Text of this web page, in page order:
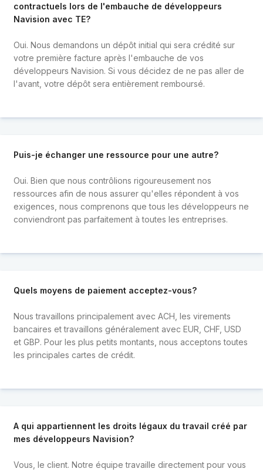
contractuels lors de l'embauche de développeurs
Navision avec TE?
Oui. Nous demandons un dépôt initial qui sera crédité sur
votre première facture après l'embauche de vos
développeurs Navision. Si vous décidez de ne pas aller de
l'avant, votre dépôt sera entièrement remboursé.
Puis-je échanger une ressource pour une autre?
Oui. Bien que nous contrôlions rigoureusement nos
ressources afin de nous assurer qu'elles répondent à vos
exigences, nous comprenons que tous les développeurs ne
conviendront pas parfaitement à toutes les entreprises.
Quels moyens de paiement acceptez-vous?
Nous travaillons principalement avec ACH, les virements
bancaires et travaillons généralement avec EUR, CHF, USD
et GBP. Pour les plus petits montants, nous acceptons toutes
les principales cartes de crédit.
A qui appartiennent les droits légaux du travail créé par
mes développeurs Navision?
Vous, le client. Notre équipe travaille directement pour vous